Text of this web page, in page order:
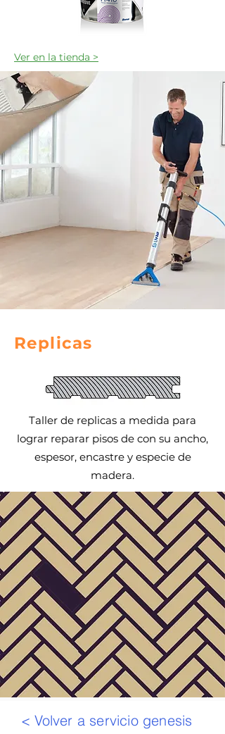
Ver en la tienda >
Replicas
Taller de replicas a medida para
lograr reparar pisos de con su ancho,
espesor, encastre y especie de
madera.
< Volver a servicio genesis